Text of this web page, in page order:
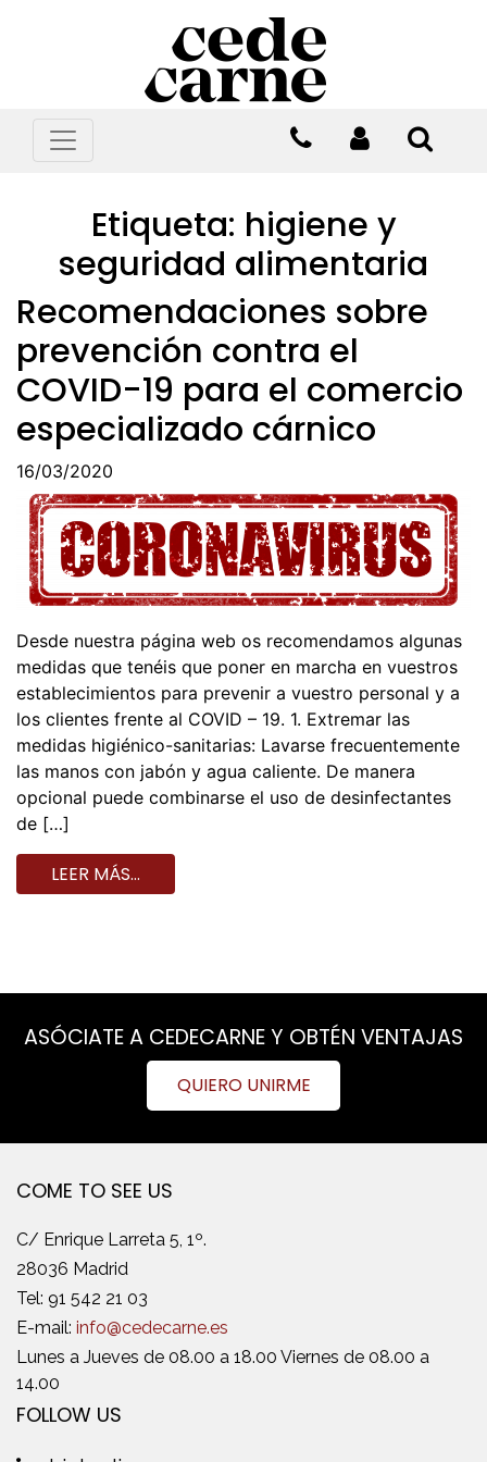
Etiqueta: higiene y
seguridad alimentaria
Recomendaciones sobre
prevención contra el
COVID-19 para el comercio
especializado cárnico
16/03/2020
Desde nuestra página web os recomendamos algunas
medidas que tenéis que poner en marcha en vuestros
establecimientos para prevenir a vuestro personal y a
los clientes frente al COVID – 19. 1. Extremar las
medidas higiénico-sanitarias: Lavarse frecuentemente
las manos con jabón y agua caliente. De manera
opcional puede combinarse el uso de desinfectantes
de […]
LEER MÁS…
ASÓCIATE A CEDECARNE Y OBTÉN VENTAJAS
QUIERO UNIRME
COME TO SEE US
C/ Enrique Larreta 5, 1º.
28036 Madrid
Tel: 91 542 21 03
E-mail: info@cedecarne.es
Lunes a Jueves de 08.00 a 18.00 Viernes de 08.00 a
14.00
FOLLOW US